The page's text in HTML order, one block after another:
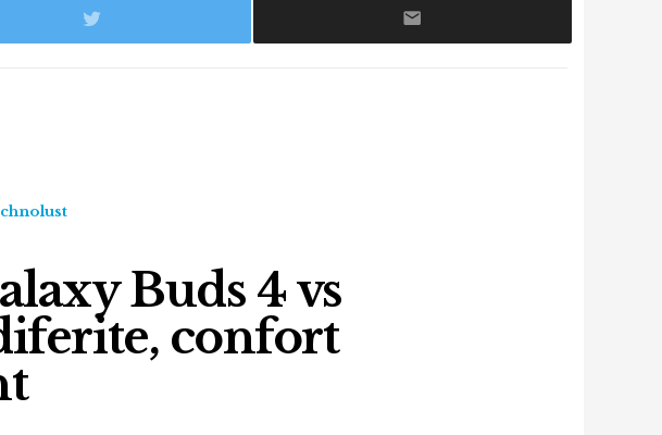
Buds 4 vs
confort